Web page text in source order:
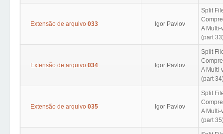
Extensão de arquivo 033 Igor Pavlov
Split
A Multi-
(part
Extensão de arquivo 034 Igor Pavlov
Split
A Multi-
(part
Extensão de arquivo 035 Igor Pavlov
Split
A Multi-
(part